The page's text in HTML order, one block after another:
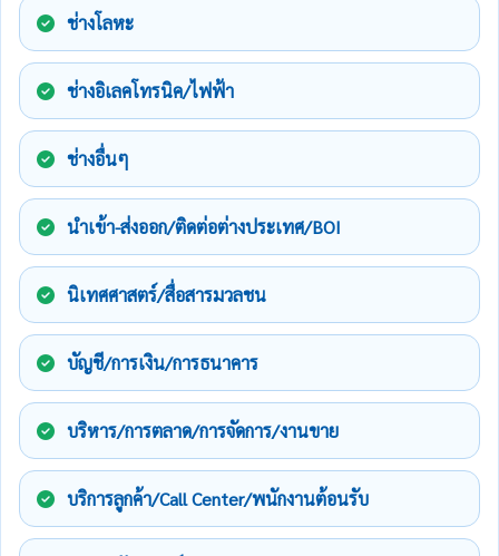
ช่างโลหะ
ช่างอิเลคโทรนิค/ไฟฟ้า
ช่างอื่นๆ
นำเข้า-ส่งออก/ติดต่อต่างประเทศ/BOI
นิเทศศาสตร์/สื่อสารมวลชน
บัญชี/การเงิน/การธนาคาร
บริหาร/การตลาด/การจัดการ/งานขาย
บริการลูกค้า/Call Center/พนักงานต้อนรับ